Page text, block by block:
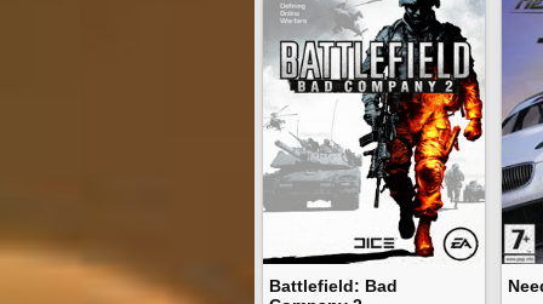
Battlefield: Bad